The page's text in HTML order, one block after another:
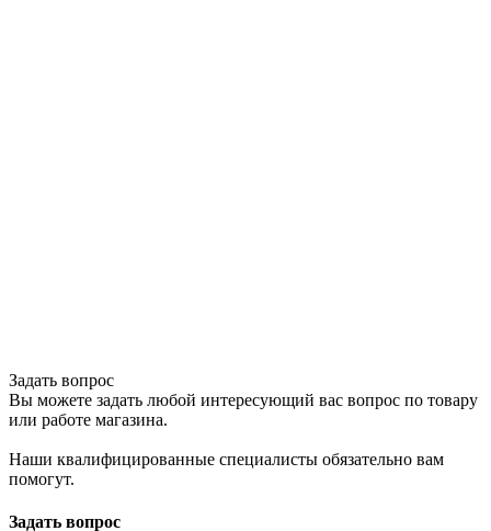
Задать вопрос
Вы можете задать любой интересующий вас вопрос по товару
или работе магазина.
Наши квалифицированные специалисты обязательно вам
помогут.
Задать вопрос